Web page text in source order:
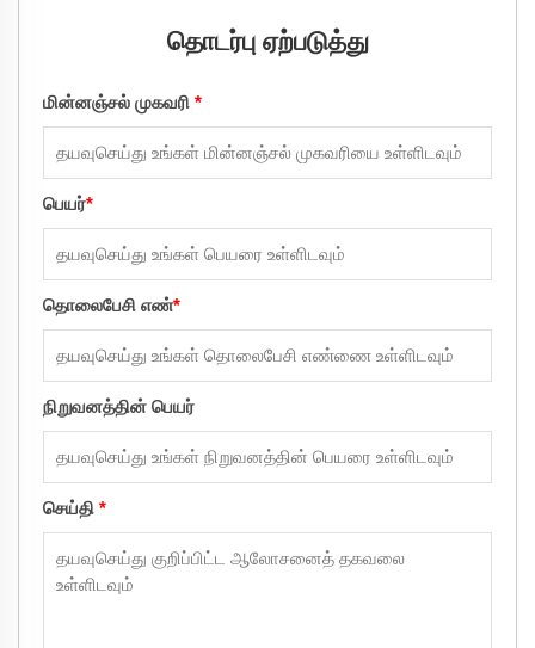
தொடர்பு ஏற்படுத்து
மின்னஞ்சல் முகவரி *
பெயர்*
தொலைபேசி எண்*
நிறுவனத்தின் பெயர்
செய்தி *